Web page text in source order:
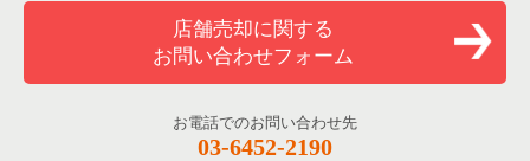
店舗売却に関する
お問い合わせフォーム
お電話でのお問い合わせ先
03-6452-2190